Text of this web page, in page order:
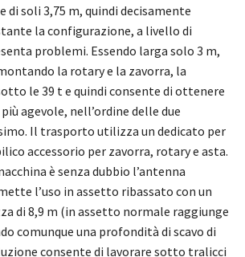
di soli 3,75 m, quindi decisamente
la configurazione, a livello di
problemi. Essendo larga solo 3 m,
la rotary e la zavorra, la
le 39 t e quindi consente di ottenere
agevole, nell’ordine delle due
Il trasporto utilizza un dedicato per
accessorio per zavorra, rotary e asta.
è senza dubbio l’antenna
l’uso in assetto ribassato con un
di 8,9 m (in assetto normale raggiunge
comunque una profondità di scavo di
consente di lavorare sotto tralicci